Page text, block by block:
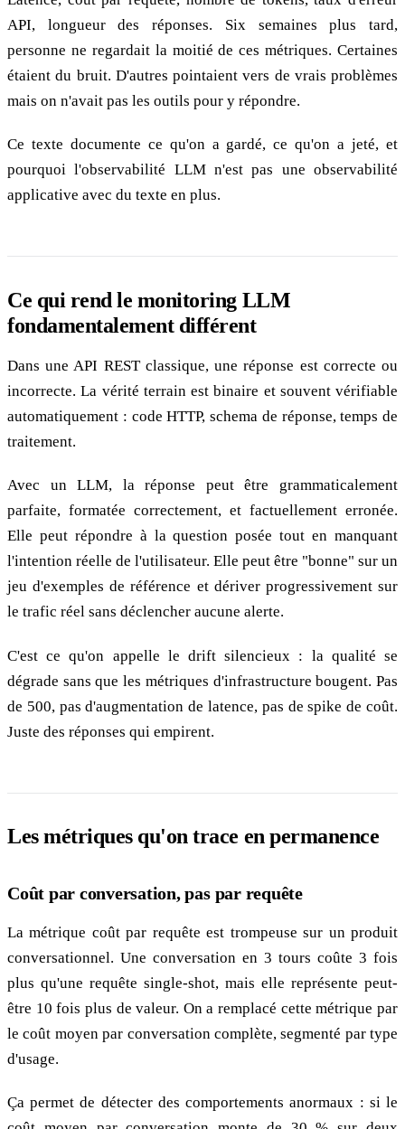
API, longueur des réponses. Six semaines plus tard,
personne ne regardait la moitié de ces métriques. Certaines
étaient du bruit. D'autres pointaient vers de vrais problèmes
mais on n'avait pas les outils pour y répondre.
Ce texte documente ce qu'on a gardé, ce qu'on a jeté, et
pourquoi l'observabilité LLM n'est pas une observabilité
applicative avec du texte en plus.
Ce qui rend le monitoring LLM
fondamentalement différent
Dans une API REST classique, une réponse est correcte ou
incorrecte. La vérité terrain est binaire et souvent vérifiable
automatiquement : code HTTP, schema de réponse, temps de
traitement.
Avec un LLM, la réponse peut être grammaticalement
parfaite, formatée correctement, et factuellement erronée.
Elle peut répondre à la question posée tout en manquant
l'intention réelle de l'utilisateur. Elle peut être "bonne" sur un
jeu d'exemples de référence et dériver progressivement sur
le trafic réel sans déclencher aucune alerte.
C'est ce qu'on appelle le drift silencieux : la qualité se
dégrade sans que les métriques d'infrastructure bougent. Pas
de 500, pas d'augmentation de latence, pas de spike de coût.
Juste des réponses qui empirent.
Les métriques qu'on trace en permanence
Coût par conversation, pas par requête
La métrique coût par requête est trompeuse sur un produit
conversationnel. Une conversation en 3 tours coûte 3 fois
plus qu'une requête single-shot, mais elle représente peut-
être 10 fois plus de valeur. On a remplacé cette métrique par
le coût moyen par conversation complète, segmenté par type
d'usage.
Ça permet de détecter des comportements anormaux : si le